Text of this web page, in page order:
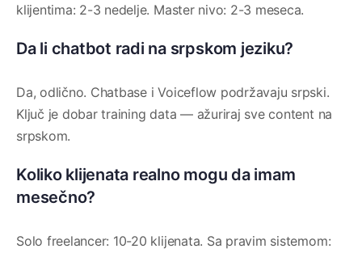
klijentima: 2-3 nedelje. Master nivo: 2-3 meseca.
Da li chatbot radi na srpskom jeziku?
Da, odlično. Chatbase i Voiceflow podržavaju srpski.
Ključ je dobar training data — ažuriraj sve content na
srpskom.
Koliko klijenata realno mogu da imam
mesečno?
Solo freelancer: 10-20 klijenata. Sa pravim sistemom: